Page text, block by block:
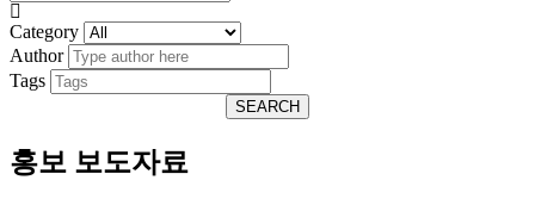
Category
Author
Tags
SEARCH
홍보 보도자료